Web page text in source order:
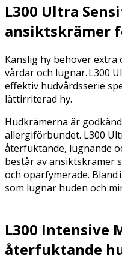
L300 Ultra
ansiktskrämer
Känslig hy behöver
vårdar och lugnar. L300
effektiv hudvårdsserie
lättirriterad hy.
Hudkrämerna är
allergiförbundet. L300
återfuktande, lugnande
består av ansiktskrämer
och oparfymerade.
som lugnar huden och
L300 Intensive
återfuktande